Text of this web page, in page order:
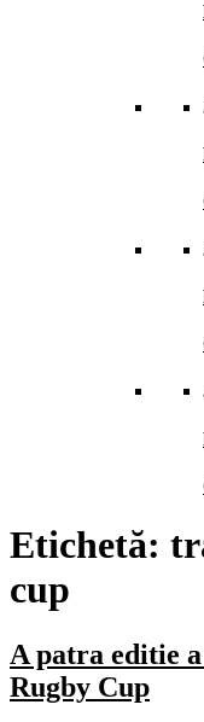
Etichetă:
cup
A patra editie
Rugby Cup